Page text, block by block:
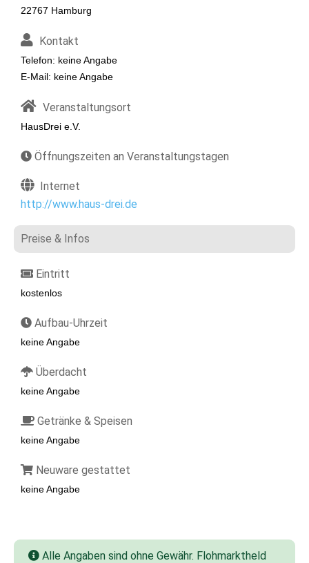
22767 Hamburg
Kontakt
Telefon: keine Angabe
E-Mail: keine Angabe
Veranstaltungsort
HausDrei e.V.
Öffnungszeiten an Veranstaltungstagen
Internet
http://www.haus-drei.de
Preise & Infos
Eintritt
kostenlos
Aufbau-Uhrzeit
keine Angabe
Überdacht
keine Angabe
Getränke & Speisen
keine Angabe
Neuware gestattet
keine Angabe
Alle Angaben sind ohne Gewähr. Flohmarktheld